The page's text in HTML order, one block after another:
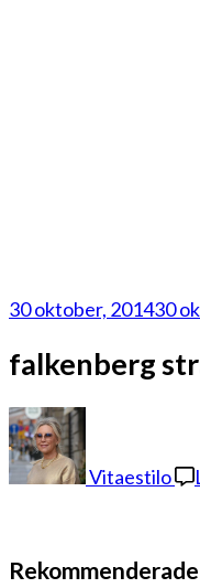
30 oktober, 201430
falkenberg
Vitaestilo